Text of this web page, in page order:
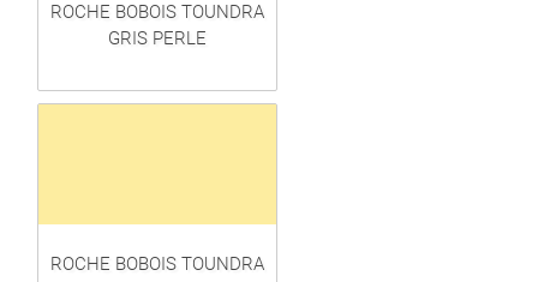
ROCHE BOBOIS TOUNDRA
GRIS PERLE
ROCHE BOBOIS TOUNDRA